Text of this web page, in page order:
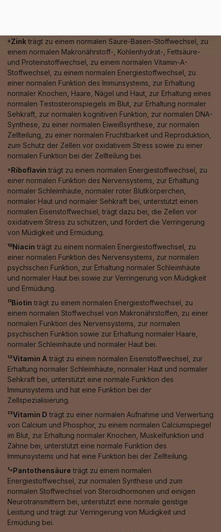
⁸Zinkträgt zu einem normalen Säure-Basen-Stoffwechsel, zu
einem normalen Makronährstoff-, Kohlenhydrat-, Fettsäure-
und Proteinstoffwechsel, zu einem normalen Vitamin-A-
Stoffwechsel, zu einem normalen Energiestoffwechsel, zu
einer normalen Funktion des Immunsystems, zur Erhaltung
normaler Knochen, Haare, Nägel und Haut, zur Erhaltung eines
normalen Testosteronspiegels im Blut, zur Erhaltung normaler
Sehkraft, zur normalen kognitiven Funktion, zur normalen DNA-
Synthese, zu einer normalen Eiweißsynthese, zur normalen
Zellteilung, zu einer normalen Fruchtbarkeit und Reproduktion,
zum Schutz der Zellen vor oxidativem Stress sowie zu einer
normalen Funktion bei der Zellteilung bei.
⁹Riboflavin trägt zu einem normalen Energiestoffwechsel, zu
einer normalen Funktion des Nervensystems, zur Erhaltung
normaler Schleimhäute, normaler roter Blutkörperchen,
normaler Haut und normaler Sehkraft bei, unterstützt einen
normalen Eisenstoffwechsel, trägt dazu bei, die Zellen vor
oxidativem Stress zu schützen, und fördert die Verringerung
von Müdigkeit und Ermüdung.
¹⁰Niacin trägt zu einem normalen Energiestoffwechsel, zu
einer normalen Funktion des Nervensystems, zur normalen
psychischen Funktion, zur Erhaltung normaler Schleimhäute
und normaler Haut bei sowie zur Verringerung von Müdigkeit
und Ermüdung.
¹¹Biotin trägt zu einem normalen Energiestoffwechsel, zu
einem normalen Stoffwechsel von Makronährstoffen, zu einer
normalen Funktion des Nervensystems, zur normalen
psychischen Funktion sowie zur Erhaltung normaler Haare,
normaler Schleimhäute und normaler Haut bei.
¹²Vitamin A trägt zu einem normalen Eisenstoffwechsel, zur
Erhaltung normaler Schleimhäute, normaler Haut und normaler
Sehkraft bei, unterstützt eine normale Funktion des
Immunsystems und hat eine Funktion bei der
Zellspezialisierung.
¹³Vitamin D trägt zu einer normalen Aufnahme und Verwertung
von Calcium und Phosphor, zu einem normalen Calciumspiegel
im Blut, zur Erhaltung normaler Knochen, Muskelfunktion und
Zähne bei, unterstützt eine normale Funktion des
Immunsystems und hat eine Funktion bei der Zellteilung.
¹⁴Pantothensäure trägt zu einem normalen
Energiestoffwechsel, zur normalen Synthese und zum
normalen Stoffwechsel von Steroidhormonen und einigen
Neurotransmittern bei, unterstützt eine normale geistige
Leistung und trägt zur Verringerung von Müdigkeit und
Ermüdung bei.